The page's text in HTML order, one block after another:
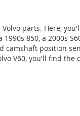
parts. Here,
850, a
position
V60, you'll find